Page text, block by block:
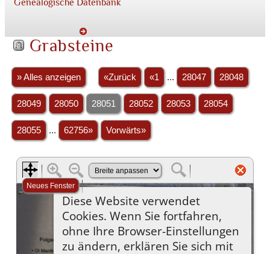
Genealogische Datenbank
Grabsteine
» Alles anzeigen «Zurück «1 ... 28047 28048
28049 28050 28051 28052 28053 28054
28055 ... 62756» Vorwärts»